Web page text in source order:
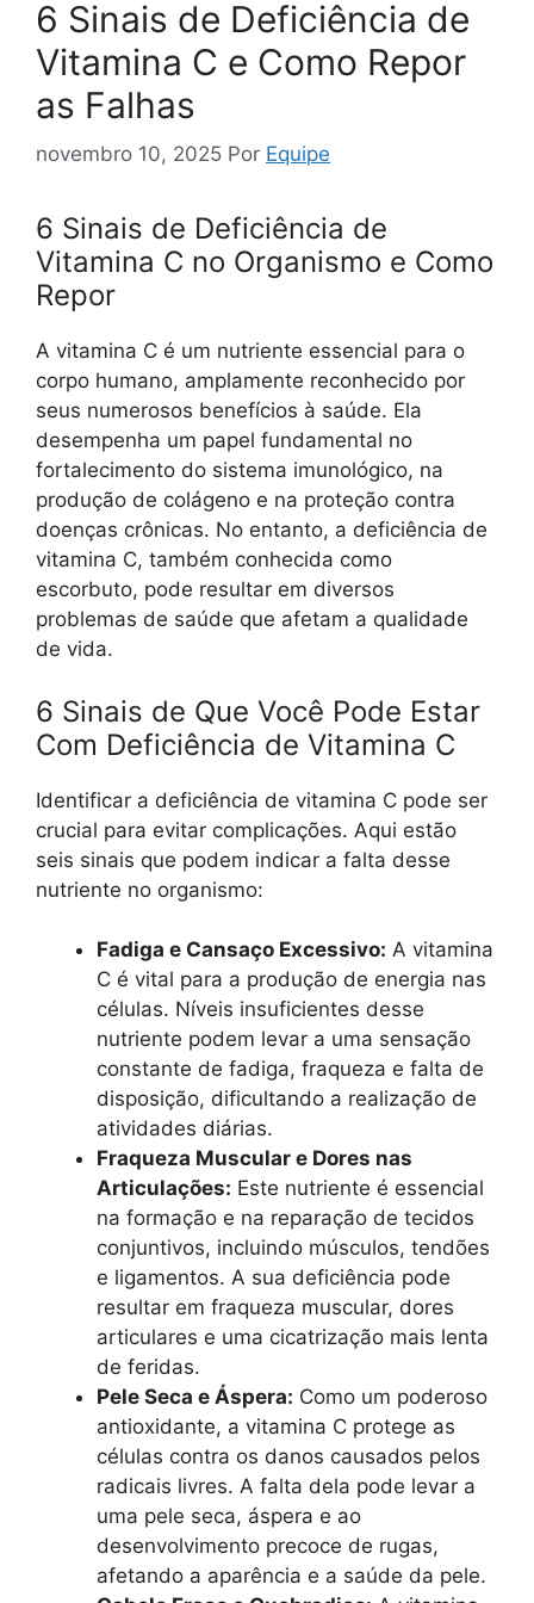
6 Sinais de Deficiência de
Vitamina C e Como Repor
as Falhas
novembro 10, 2025 Por Equipe
6 Sinais de Deficiência de
Vitamina C no Organismo e Como
Repor
A vitamina C é um nutriente essencial para o
corpo humano, amplamente reconhecido por
seus numerosos benefícios à saúde. Ela
desempenha um papel fundamental no
fortalecimento do sistema imunológico, na
produção de colágeno e na proteção contra
doenças crônicas. No entanto, a deficiência de
vitamina C, também conhecida como
escorbuto, pode resultar em diversos
problemas de saúde que afetam a qualidade
de vida.
6 Sinais de Que Você Pode Estar
Com Deficiência de Vitamina C
Identificar a deficiência de vitamina C pode ser
crucial para evitar complicações. Aqui estão
seis sinais que podem indicar a falta desse
nutriente no organismo:
Fadiga e Cansaço Excessivo: A vitamina
C é vital para a produção de energia nas
células. Níveis insuficientes desse
nutriente podem levar a uma sensação
constante de fadiga, fraqueza e falta de
disposição, dificultando a realização de
atividades diárias.
Fraqueza Muscular e Dores nas
Articulações: Este nutriente é essencial
na formação e na reparação de tecidos
conjuntivos, incluindo músculos, tendões
e ligamentos. A sua deficiência pode
resultar em fraqueza muscular, dores
articulares e uma cicatrização mais lenta
de feridas.
Pele Seca e Áspera: Como um poderoso
antioxidante, a vitamina C protege as
células contra os danos causados pelos
radicais livres. A falta dela pode levar a
uma pele seca, áspera e ao
desenvolvimento precoce de rugas,
afetando a aparência e a saúde da pele.